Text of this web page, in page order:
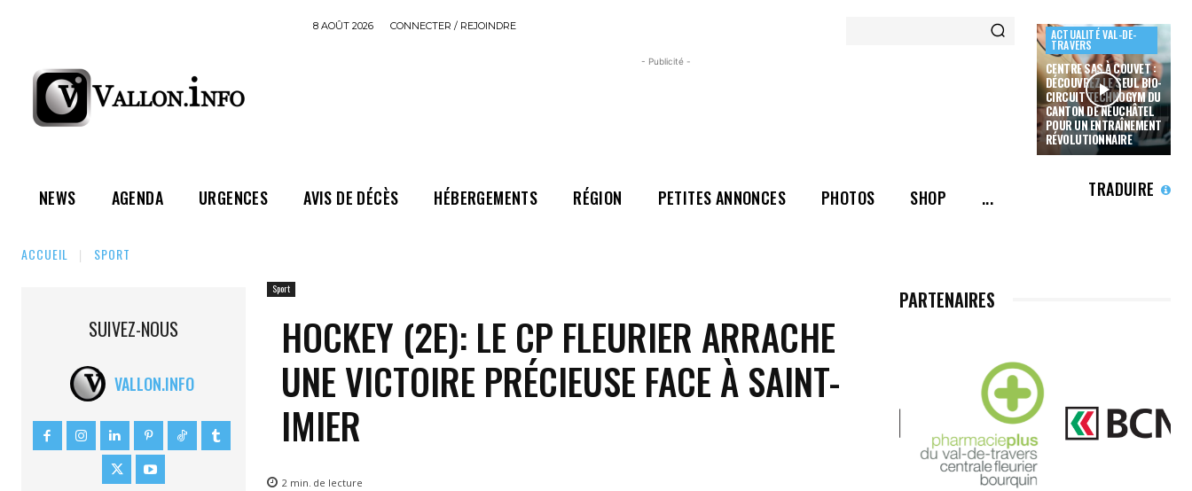
8 AOÛT 2026 CONNECTER / REJOINDRE
- Publicité -
ACTUALITÉ VAL-DE-
TRAVERS
CENTRE SAS À COUVET :
DÉCOUVREZ LE SEUL BIO-
CIRCUIT TECHNOGYM DU
CANTON DE NEUCHÂTEL
POUR UN ENTRAÎNEMENT
RÉVOLUTIONNAIRE
NEWS AGENDA URGENCES AVIS DE DÉCÈS HÉBERGEMENTS RÉGION PETITES ANNONCES PHOTOS SHOP ... TRADUIRE
ACCUEIL SPORT
SUIVEZ-NOUS
VALLON.INFO
Sport
HOCKEY (2E): LE CP FLEURIER ARRACHE
UNE VICTOIRE PRÉCIEUSE FACE À SAINT-
IMIER
2 min. de lecture
PARTENAIRES